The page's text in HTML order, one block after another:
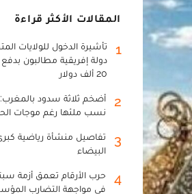
المقالات الأكثر قراءة
1
دولة إفريقية مطالبون
20 ألف دولار
2
أضخم ثلاثة سدود
نسب ملئها رغم موجات
3
تفاصيل منشأة رياضية كبرى
البيضاء
4
حرب الأرقام تعمق أزمة
في مواجهة التضارب